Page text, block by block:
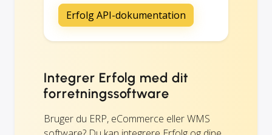
Erfolg API-dokumentation
Integrer Erfolg med dit
forretningssoftware
Bruger du ERP, eCommerce eller WMS